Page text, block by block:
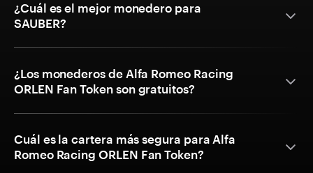
¿Cuál es el mejor monedero para
SAUBER?
¿Los monederos de Alfa Romeo Racing
ORLEN Fan Token son gratuitos?
Cuál es la cartera más segura para Alfa
Romeo Racing ORLEN Fan Token?